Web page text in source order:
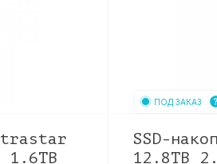
1.6TB
ПОД ЗАКАЗ
SSD-
12.8TB